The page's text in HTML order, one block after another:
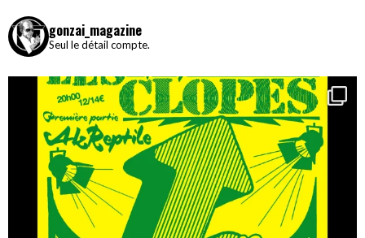
gonzai_magazine
Seul le détail compte.